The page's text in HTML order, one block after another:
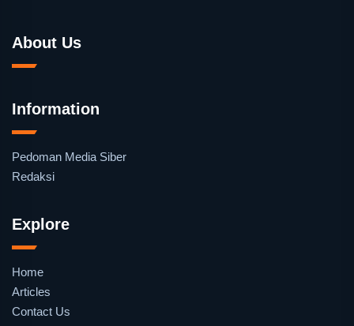
About Us
Information
Pedoman Media Siber
Redaksi
Explore
Home
Articles
Contact Us